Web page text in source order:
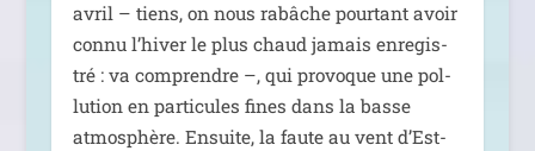
avril – tiens, on nous rabâche pour­tant avoir
connu l’hiver le plus chaud jamais enre­gis­
tré : va com­prendre –, qui pro­voque une pol­
lu­tion en par­ti­cules fines dans la basse
atmo­sphère. Ensuite, la faute au vent d’Est-